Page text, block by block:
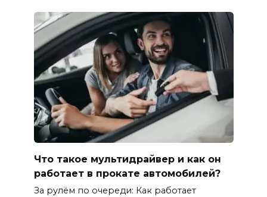
Что такое мультидрайвер и как он
работает в прокате автомобилей?
За рулём по очереди: Как работает